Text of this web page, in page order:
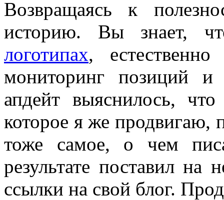
Возвращаясь к
историю. Вы знает,
логотипах,
мониторинг позиций
апдейт выяснилось,
которое я же продвигаю,
тоже самое, о чем
результате поставил на
ссылки на свой блог.